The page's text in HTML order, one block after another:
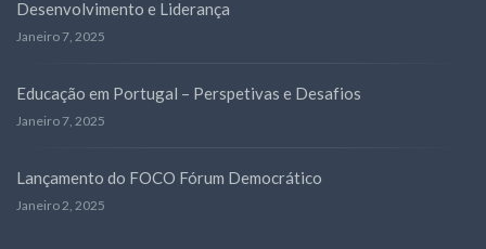
Desenvolvimento e Liderança
Janeiro 7, 2025
Educação em Portugal – Perspetivas e Desafios
Janeiro 7, 2025
Lançamento do FOCO Fórum Democrático
Janeiro 2, 2025